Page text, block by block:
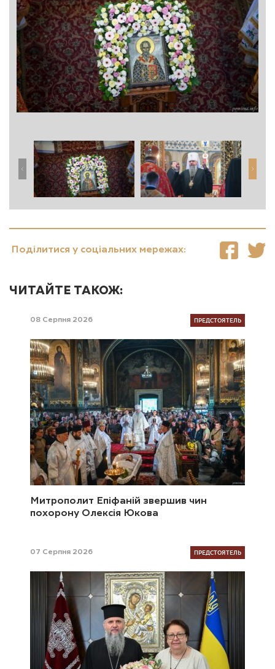
Поділитися у соціальних мережах:
ЧИТАЙТЕ ТАКОЖ:
08 Серпня 2026 ПРЕДСТОЯТЕЛЬ
Митрополит Епіфаній звершив чин
похорону Олексія Юкова
07 Серпня 2026 ПРЕДСТОЯТЕЛЬ